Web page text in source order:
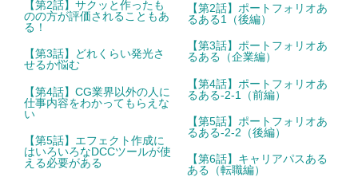
【第2話】サクッと作ったも
のの方が評価されることもあ
る！
【第3話】どれくらい発光さ
せるか悩む
【第4話】CG業界以外の人に
仕事内容をわかってもらえな
い
【第5話】エフェクト作成に
はいろいろなDCCツールが使
える必要がある
【第2話】ポートフォリオあ
るある1（後編）
【第3話】ポートフォリオあ
るある（企業編）
【第4話】ポートフォリオあ
るある-2-1（前編）
【第5話】ポートフォリオあ
るある-2-2（後編）
【第6話】キャリアパスある
ある（転職編）